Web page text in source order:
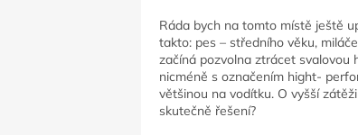
Ráda bych na tomto místě ještě
takto: pes – středního věku,
začíná pozvolna ztrácet svalovou
nicméně s označením hight-
většinou na vodítku. O vyšší
skutečně řešení?